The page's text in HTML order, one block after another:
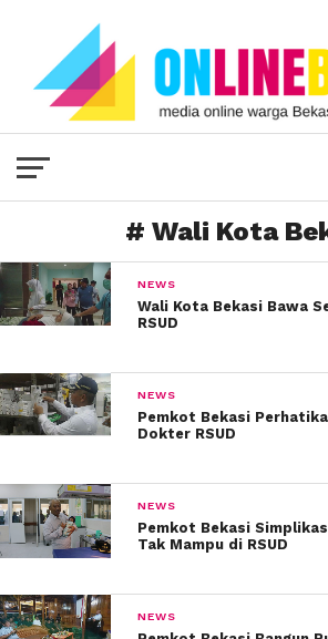
# Wali Kota
NEWS
Wali Kota Bekasi Bawa
RSUD
NEWS
Pemkot Bekasi
Dokter RSUD
NEWS
Pemkot Bekasi
Tak Mampu di RSUD
NEWS